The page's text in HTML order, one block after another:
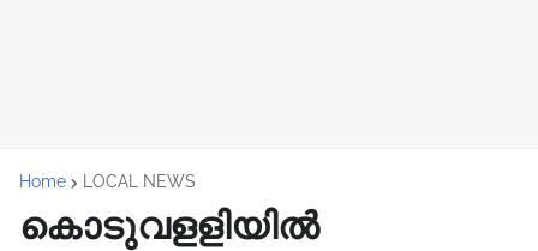
Home LOCAL NEWS
കൊടുവളളിയിൽ